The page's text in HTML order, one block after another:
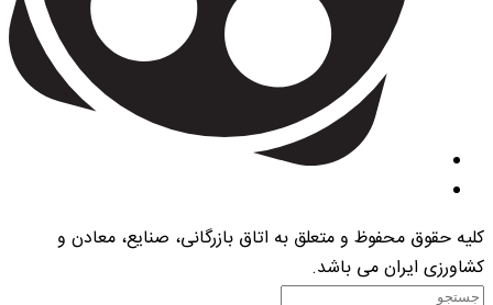
کلیه حقوق محفوظ و متعلق به اتاق بازرگانی، صنایع، معادن و
کشاورزی ایران می باشد.